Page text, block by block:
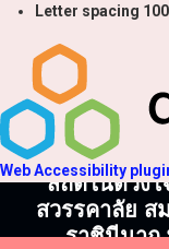
Letter spacing 100
Web Accessibility
"สถิตในดวง
สวรรคาลัย ส
ราชินีนาถ